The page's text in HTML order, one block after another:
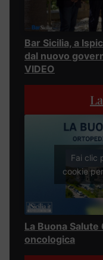
Bar Sicilia, a
dal nuovo
VIDEO
Fai clic
cookie
La Buona
oncologica